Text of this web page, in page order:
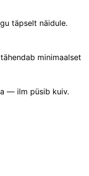
täpselt näidule.
minimaalset
— ilm püsib kuiv.